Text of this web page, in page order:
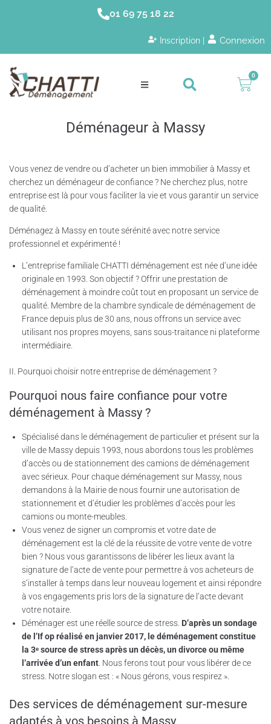
01 69 75 18 22
Inscription | Connexion
0
Déménageur à Massy
Vous venez de vendre ou d’acheter un bien immobilier à Massy et
cherchez un déménageur de confiance ? Ne cherchez plus, notre
entreprise est là pour vous faciliter la vie et vous garantir un service
de qualité.
Déménagez à Massy en toute sérénité avec notre service
professionnel et expérimenté !
L’entreprise familiale CHATTI déménagement est née d’une idée
originale en 1993. Son objectif ? Offrir une prestation de
déménagement à moindre coût tout en proposant un service de
qualité. Membre de la chambre syndicale de déménagement de
France depuis plus de 30 ans, nous offrons un service avec
utilisant nos propres moyens, sans sous-traitance ni plateforme
intermédiaire.
II. Pourquoi choisir notre entreprise de déménagement ?
Pourquoi nous faire confiance pour votre
déménagement à Massy ?
Spécialisé dans le déménagement de particulier et présent sur la
ville de Massy depuis 1993, nous abordons tous les problèmes
d’accès ou de stationnement des camions de déménagement
avec sérieux. Pour chaque déménagement sur Massy, nous
demandons à la Mairie de nous fournir une autorisation de
stationnement et d’étudier les problèmes d’accès pour les
camions ou monte-meubles.
Vous venez de signer un compromis et votre date de
déménagement est la clé de la réussite de votre vente de votre
bien ? Nous vous garantissons de libérer les lieux avant la
signature de l’acte de vente pour permettre à vos acheteurs de
s’installer à temps dans leur nouveau logement et ainsi répondre
à vos engagements pris lors de la signature de l’acte devant
votre notaire.
Déménager est une réelle source de stress. D’après un sondage
de l’If op réalisé en janvier 2017, le déménagement constitue
la 3ᵉ source de stress après un décès, un divorce ou même
l’arrivée d’un enfant . Nous ferons tout pour vous libérer de ce
stress. Notre slogan est : « Nous gérons, vous respirez ».
Des services de déménagement sur-mesure
adaptés à vos besoins à Massy